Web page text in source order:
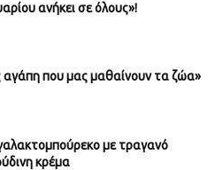
ανήκει σε όλους»!
αγάπη που μας μαθαίνουν τα ζώα»
με τραγανό
κρέμα